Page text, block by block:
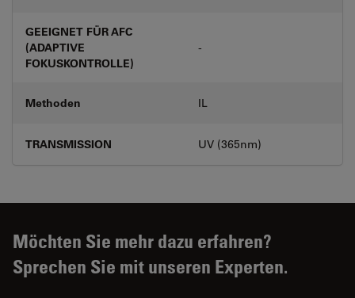
GEEIGNET FÜR AFC
(ADAPTIVE
FOKUSKONTROLLE)
-
Methoden IL
TRANSMISSION UV (365nm)
Möchten Sie mehr dazu erfahren?
Sprechen Sie mit unseren Experten.